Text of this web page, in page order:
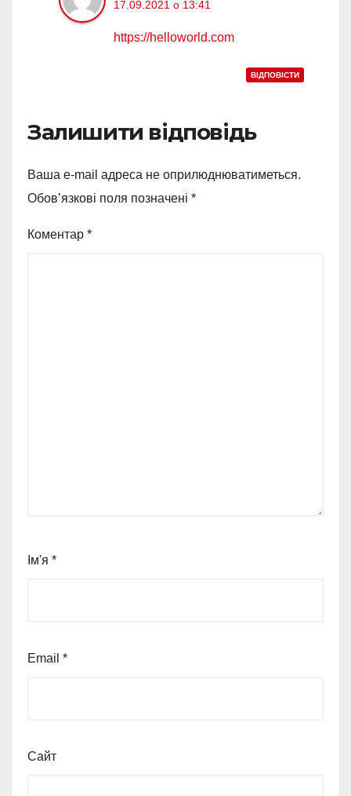
17.09.2021 о 13:41
https://helloworld.com
ВІДПОВІCТИ
Залишити відповідь
Ваша e-mail адреса не оприлюднюватиметься.
Обов’язкові поля позначені *
Коментар *
Ім'я *
Email *
Сайт